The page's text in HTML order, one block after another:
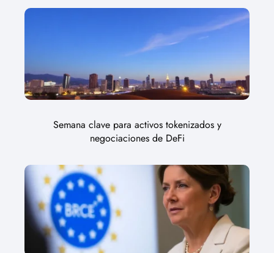
Semana clave para activos tokenizados y
negociaciones de DeFi